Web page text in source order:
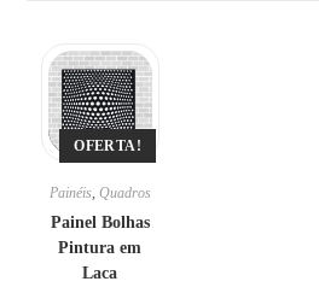
OFERTA!
Painéis, Quadros
Painel Bolhas
Pintura em
Laca